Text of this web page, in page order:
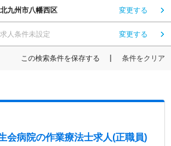
九州市八幡西区 変更する
人条件未設定 変更する
この検索条件を保存する 条件をクリア
会病院の作業療法士求人(正職員)